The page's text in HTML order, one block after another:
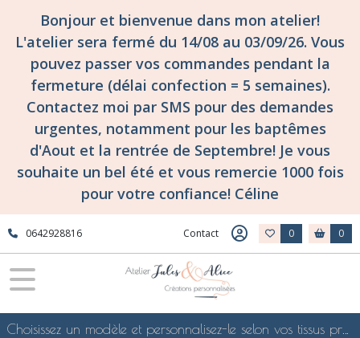
Bonjour et bienvenue dans mon atelier!
L'atelier sera fermé du 14/08 au 03/09/26. Vous
pouvez passer vos commandes pendant la
fermeture (délai confection = 5 semaines).
Contactez moi par SMS pour des demandes
urgentes, notamment pour les baptêmes
d'Aout et la rentrée de Septembre! Je vous
souhaite un bel été et vous remercie 1000 fois
pour votre confiance! Céline
0642928816 Contact 0 0
Choisissez un modèle et personnalisez-le selon vos tissus préférés de mes collections en ligne, je le confectionnerai selon vos souhaits